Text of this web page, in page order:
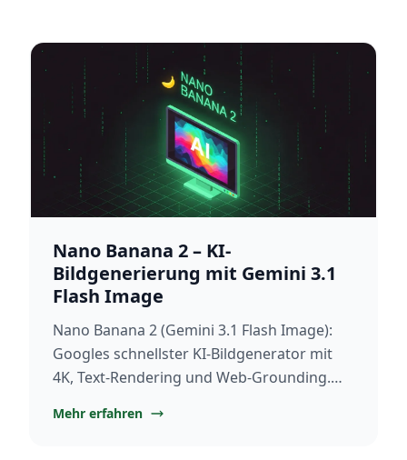
Nano Banana 2 – KI-
Bildgenerierung mit Gemini 3.1
Flash Image
Nano Banana 2 (Gemini 3.1 Flash Image):
Googles schnellster KI-Bildgenerator mit
4K, Text-Rendering und Web-Grounding.
Mehr erfahren